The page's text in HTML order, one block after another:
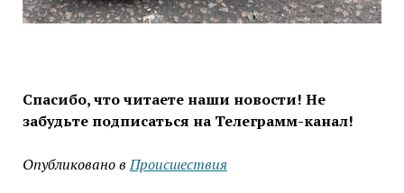
Спасибо, что читаете наши новости! Не
забудьте подписаться на Телеграмм-канал!
Опубликовано в Проиcшествия